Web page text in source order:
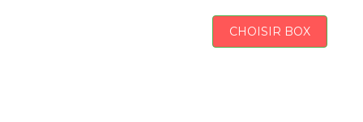
CHOISIR BOX